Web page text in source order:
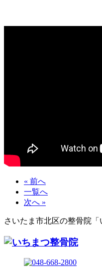
« 前へ
一覧へ
次へ »
さいたま市北区の整骨院「